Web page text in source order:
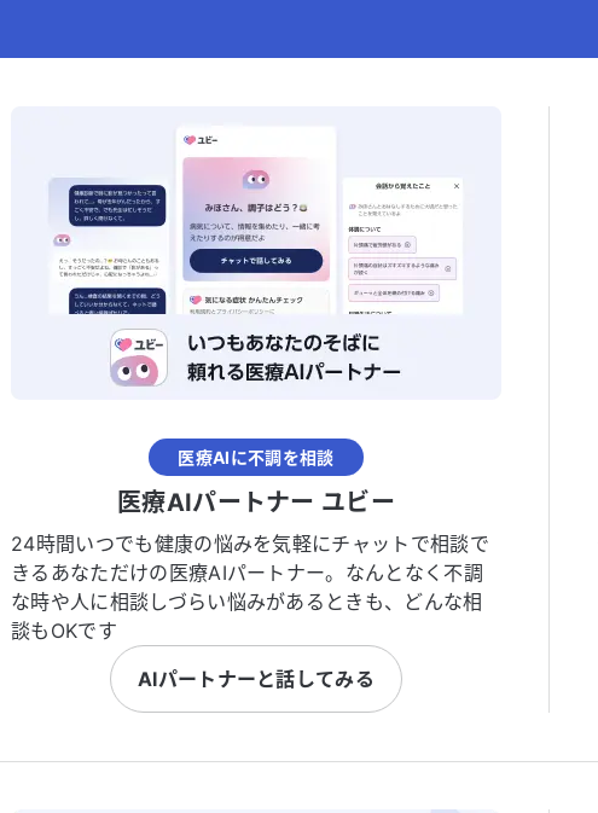
医療AIに不調を相談
医療AIパートナー ユビー
24時間いつでも健康の悩みを気軽にチャットで相談で
きるあなただけの医療AIパートナー。なんとなく不調
な時や人に相談しづらい悩みがあるときも、どんな相
談もOKです
AIパートナーと話してみる